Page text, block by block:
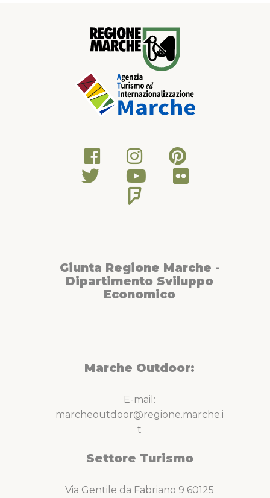
Giunta Regione Marche -
Dipartimento Sviluppo
Economico
Marche Outdoor:
E-mail:
marcheoutdoor@regione.marche.i
t
Settore Turismo
Via Gentile da Fabriano 9 60125